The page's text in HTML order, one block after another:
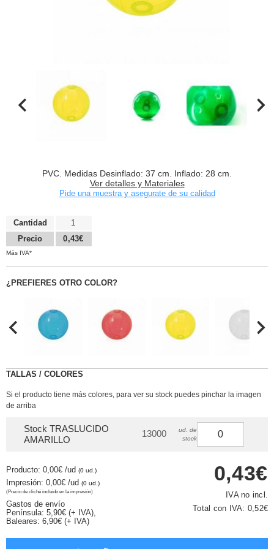
PVC. Medidas Desinflado: 37 cm. Inflado: 28 cm.
Ver detalles y Materiales
Pide una muestra y asegurate de su calidad
Cantidad
Precio
1
0,43€
Más IVA*
¿PREFIERES OTRO COLOR?
TALLAS / COLORES
Si el producto tiene más colores, para ver su stock puedes pinchar la imagen
de arriba
Stock TRASLUCIDO
AMARILLO
13000
ud. de
stock
Producto: 0,00€ /ud (0 ud.)
Impresión: 0,00€ /ud (0 ud.)
(Precio de cliché incluido en la impresión)
Gastos de envío
Península: 5,90€ (+ IVA),
Baleares: 6,90€ (+ IVA)
0,43€
IVA no incl.
Total con IVA: 0,52€